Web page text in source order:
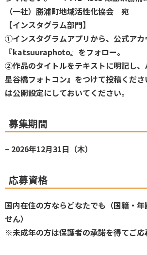
（一社）勝浦町地域活性化協会 宛
【インスタグラム部門】
①インスタグラムアプリから、公式アカ
『katsuuraphoto』をフォロー。
②作品のタイトルをテキストに明記し、
星谷橋フォトコン』をつけて投稿くだ
は公開設定にしておいてください。
募集期間
~ 2026年12月31日（木）
応募資格
国内在住の方ならどなたでも（国籍・
せん）
※未成年の方は保護者の承諾を得てご応